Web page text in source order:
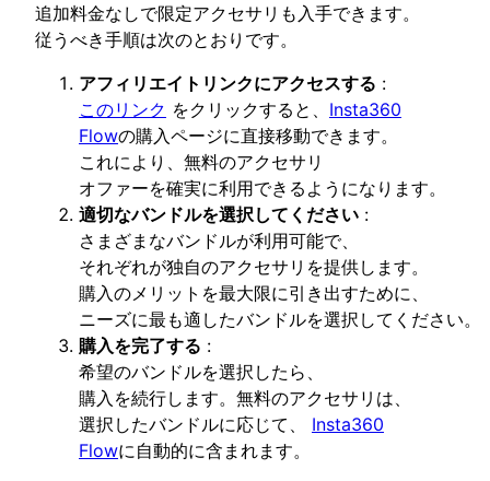
追加料金なしで限定アクセサリも入手できます。
従うべき手順は次のとおりです。
アフィリエイトリンクにアクセスする :
このリンク をクリックすると、 Insta360
Flowの購入ページに直接移動できます。
これにより、無料のアクセサリ
オファーを確実に利用できるようになります。
適切なバンドルを選択してください :
さまざまなバンドルが利用可能で、
それぞれが独自のアクセサリを提供します。
購入のメリットを最大限に引き出すために、
ニーズに最も適したバンドルを選択してください。
購入を完了する :
希望のバンドルを選択したら、
購入を続行します。無料のアクセサリは、
選択したバンドルに応じて、 Insta360
Flowに自動的に含まれます。